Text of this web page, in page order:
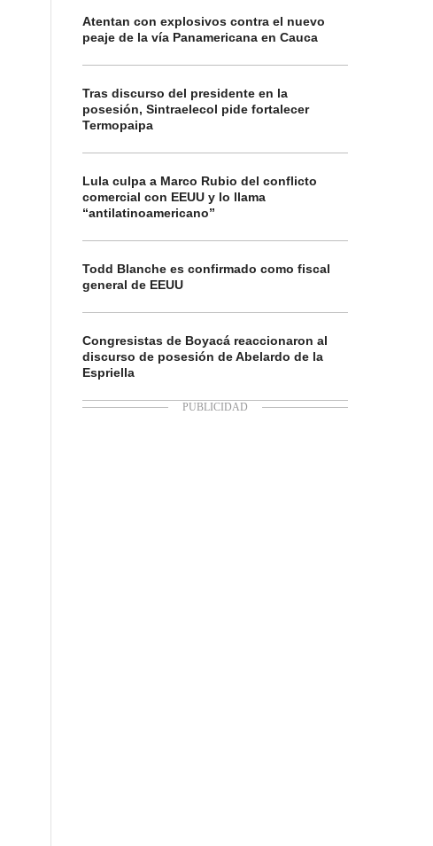
Atentan con explosivos contra el nuevo
peaje de la vía Panamericana en Cauca
Tras discurso del presidente en la
posesión, Sintraelecol pide fortalecer
Termopaipa
Lula culpa a Marco Rubio del conflicto
comercial con EEUU y lo llama
“antilatinoamericano”
Todd Blanche es confirmado como fiscal
general de EEUU
Congresistas de Boyacá reaccionaron al
discurso de posesión de Abelardo de la
Espriella